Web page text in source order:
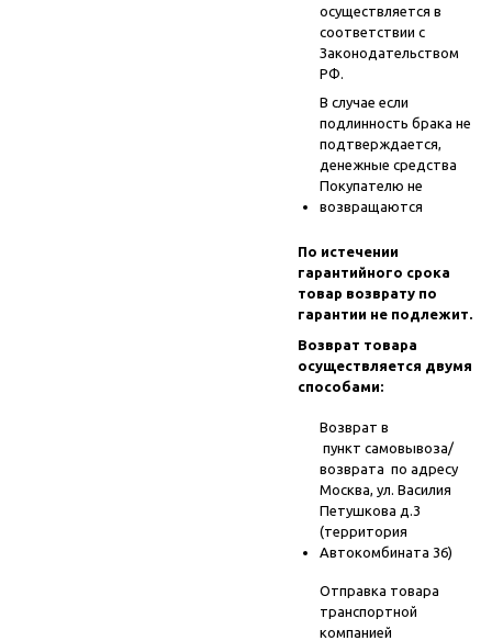
осуществляется в
соответствии с
Законодательством
РФ.
В случае если
подлинность брака не
подтверждается,
денежные средства
Покупателю не
возвращаются
По истечении
гарантийного срока
товар возврату по
гарантии не подлежит.
Возврат товара
осуществляется двумя
способами:
Возврат в
пункт самовывоза/
возврата по адресу
Москва, ул. Василия
Петушкова д.3
(территория
Автокомбината 36)
Отправка товара
транспортной
компанией